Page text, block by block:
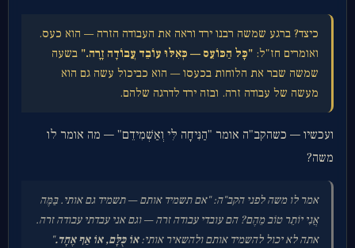
כיצד? ברגע שמשה רבנו ירד וראה את העבודה הזרה — הוא כעס.
ואומרים חז"ל: "כָּל הַכּוֹעֵס — כְּאִלּוּ עוֹבֵד עֲבוֹדָה זָרָה." בשעה
שמשה שבר את הלוחות בכעסו — הוא כביכול עשה גם הוא
מעשה של עבודה זרה. ובזה ירד לדרגה שלהם.
ועכשיו — כשהקב"ה אומר "הַנִּיחָה לִּי וְאַשְׁמִידֵם" — מה אומר לו
משה?
אמר לו משה לפני הקב"ה: "אם תשמיד אותם — תשמיד גם אותי. בַּמֶּה
אֲנִי יוֹתֵר טוֹב מֵהֶם? הם עובדי עבודה זרה — וגם אני עבדתי עבודה זרה.
אתה לא יכול להשמיד אותם ולהשאיר אותי:אוֹ כֻּלָּם, אוֹ אַף אֶחָד."